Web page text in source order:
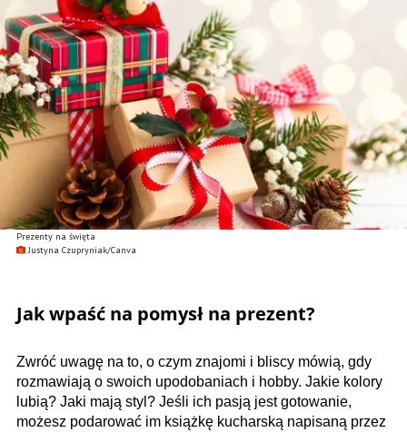
Prezenty na święta
Justyna Czupryniak/Canva
Jak wpaść na pomysł na prezent?
Zwróć uwagę na to, o czym znajomi i bliscy mówią, gdy
rozmawiają o swoich upodobaniach i hobby. Jakie kolory
lubią? Jaki mają styl? Jeśli ich pasją jest gotowanie,
możesz podarować im książkę kucharską napisaną przez